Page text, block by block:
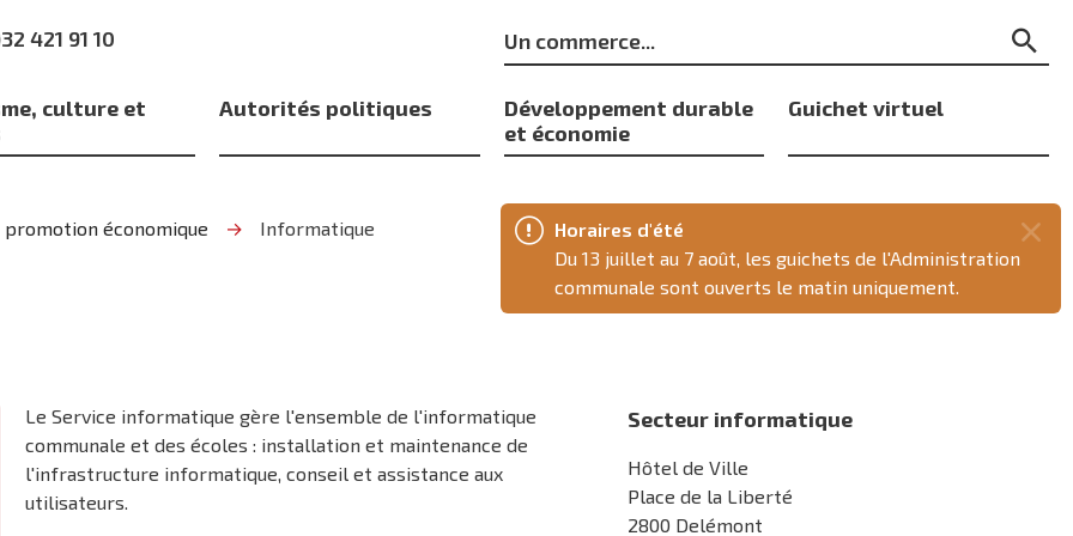
Horaires d'été
Du 13 juillet au 7 août, les guichets de l'Administration
communale sont ouverts le matin uniquement.
421 91 10
Mots
clés
culture et
Autorités politiques
Développement durable
et économie
Guichet virtuel
économique Informatique
Le Service informatique gère l'ensemble de l'informatique
communale et des écoles : installation et maintenance de
l'infrastructure informatique, conseil et assistance aux
utilisateurs.
Secteur informatique
Hôtel de Ville
Place de la Liberté
2800 Delémont